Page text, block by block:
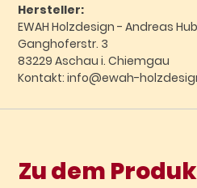
Hersteller:
EWAH Holzdesign - Andreas
Ganghoferstr. 3
83229 Aschau i. Chiemgau
Kontakt: info@ewah-
Zu dem